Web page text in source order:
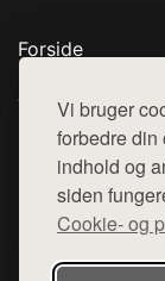
Vi bruger
forbedre din
indhold og
siden
Cookie- og
Forside
Top Rabatter
Kontakt